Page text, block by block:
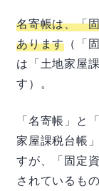
名寄帳は、「
あります （「
は「土地家屋
す）。
「名寄帳」と
家屋課税台帳
すが、「固定
されているも